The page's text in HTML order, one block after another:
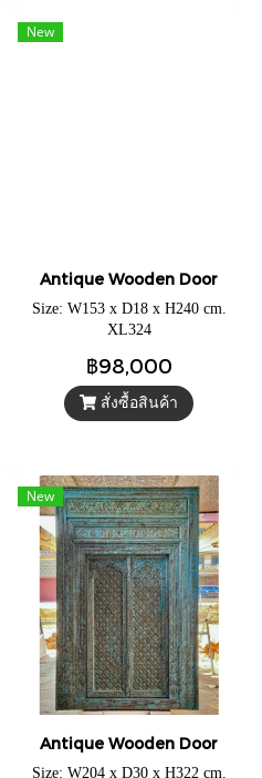
New
Antique Wooden Door
Size: W153 x D18 x H240 cm.
XL324
฿98,000
สั่งซื้อสินค้า
New
Antique Wooden Door
Size: W204 x D30 x H322 cm.